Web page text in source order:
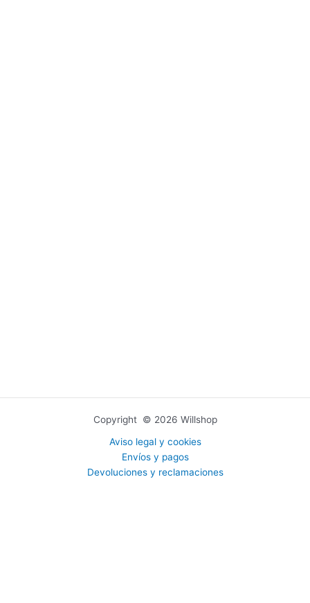
Copyright © 2026 Willshop
Aviso legal y cookies
Envíos y pagos
Devoluciones y reclamaciones